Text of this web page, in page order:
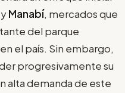
yManabí, mercados que
del parque
el país. Sin embargo,
progresivamente su
alta demanda de este